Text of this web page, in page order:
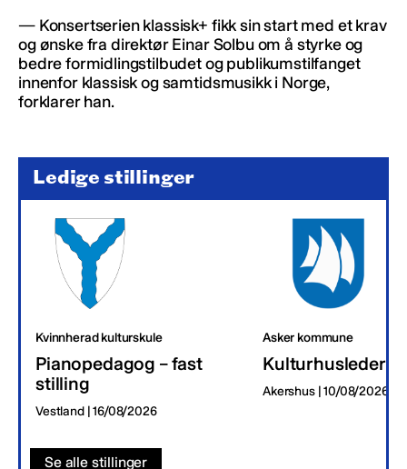
— Konsertserien klassisk+ fikk sin start med et krav
og ønske fra direktør Einar Solbu om å styrke og
bedre formidlingstilbudet og publikumstilfanget
innenfor klassisk og samtidsmusikk i Norge,
forklarer han.
Ledige stillinger
Kvinnherad kulturskule
Pianopedagog – fast
stilling
Vestland | 16/08/2026
Asker kommune
Kulturhusleder
Akershus | 10/08/2026
Se alle stillinger